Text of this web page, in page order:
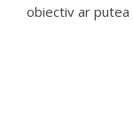
obiectiv ar putea